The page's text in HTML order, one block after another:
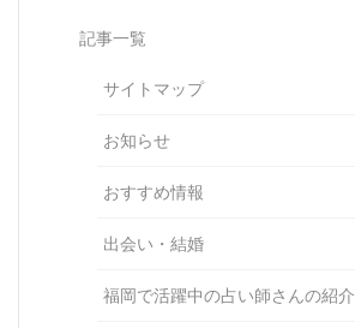
記事一覧
サイトマップ
お知らせ
おすすめ情報
出会い・結婚
福岡で活躍中の占い師さんの紹介